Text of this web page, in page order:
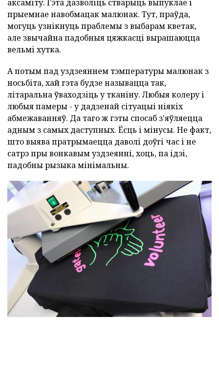
аксаміту. Гэта дазволіць стварыць выпуклае і
прыемнае навобмацак малюнак. Тут, праўда,
могуць узнікнуць праблемы з выбарам кветак,
але звычайна падобныя цяжкасці вырашаюцца
вельмі хутка.
А потым пад уздзеяннем тэмпературы малюнак з
носьбіта, хай гэта будзе называцца так,
літаральна ўваходзіць у тканіну. Любыя колеру і
любыя памеры - у дадзенай сітуацыі ніякіх
абмежаванняў. Да таго ж гэты спосаб з'яўляецца
адным з самых даступных. Ёсць і мінусы. Не факт,
што выява пратрымаецца даволі доўгі час і не
сатрэ пры вонкавым уздзеянні, хоць, па ідэі,
падобны рызыка мінімальны.